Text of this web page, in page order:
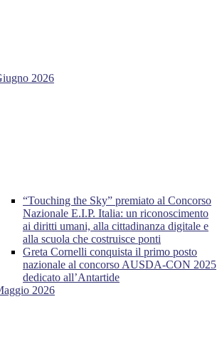
2026
“Touching the Sky” premiato al Concorso
Nazionale E.I.P. Italia: un riconoscimento
ai diritti umani, alla cittadinanza digitale e
alla scuola che costruisce ponti
Greta Cornelli conquista il primo posto
nazionale al concorso AUSDA-CON 2025
dedicato all’Antartide
2026